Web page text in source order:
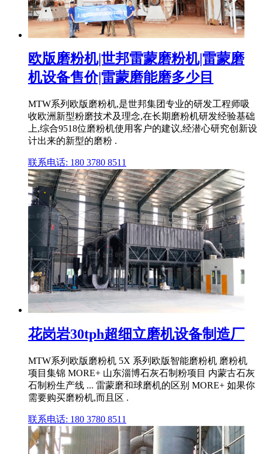
欧版磨粉机|世邦雷蒙磨粉机|雷蒙磨
机设备售价|雷蒙磨能磨多少目
MTW系列欧版磨粉机,是世邦集团专业的研发工程师吸
收欧洲新型粉磨技术及理念,在长期磨粉机研发经验基础
上,综合9518位磨粉机使用客户的建议,经潜心研究创新设
计出来的新型的磨粉 .
联系电话: 180 3780 8511
花岗岩30tph超细立磨机设备制造厂
MTW系列欧版磨粉机 5X 系列欧版智能磨粉机 磨粉机
项目集锦 MORE+ 山东淄博石灰石制粉项目 内蒙古石灰
石制粉生产线 ... 雷蒙磨和球磨机的区别 MORE+ 如果你
需要购买磨粉机,而且区 .
联系电话: 180 3780 8511